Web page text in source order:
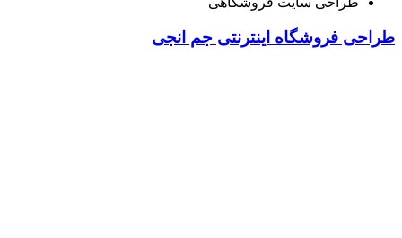
طراحی فروشگاه اینترنتی جم انجی